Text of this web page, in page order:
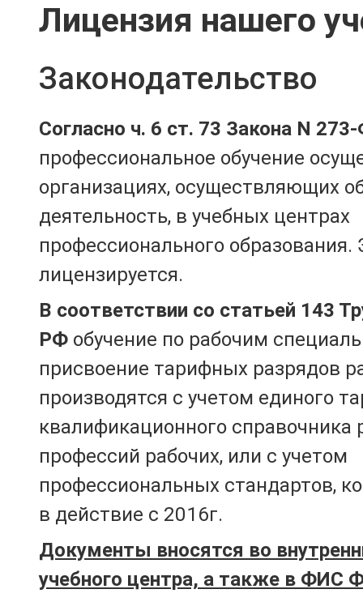
Лицензия нашего
Законодательство
Согласно ч. 6 ст. 73 Закона N
профессиональное обучение
организациях, осуществляющих
деятельность, в учебных центрах
профессионального образования.
лицензируется.
В соответствии со статьей 143
РФ обучение по рабочим
присвоение тарифных разрядов
производятся с учетом единого
квалификационного справочника
профессий рабочих, или с учетом
профессиональных стандартов,
в действие с 2016г.
Документы вносятся во
учебного центра, а также в ФИС